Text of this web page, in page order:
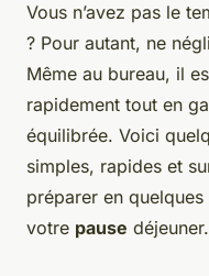
Vous n’avez pas le
? Pour autant, ne
Même au bureau, il
rapidement tout en
équilibrée. Voici
simples, rapides et
préparer en quelques
votre pause déjeuner.